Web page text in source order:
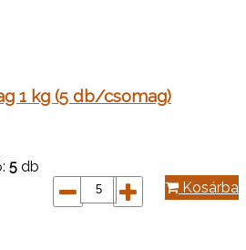
1 kg (5 db/csomag)
5 db
Kosárba